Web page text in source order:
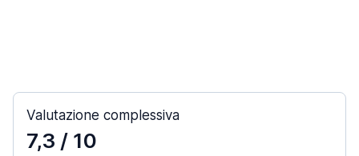
Valutazione complessiva
7,3 / 10